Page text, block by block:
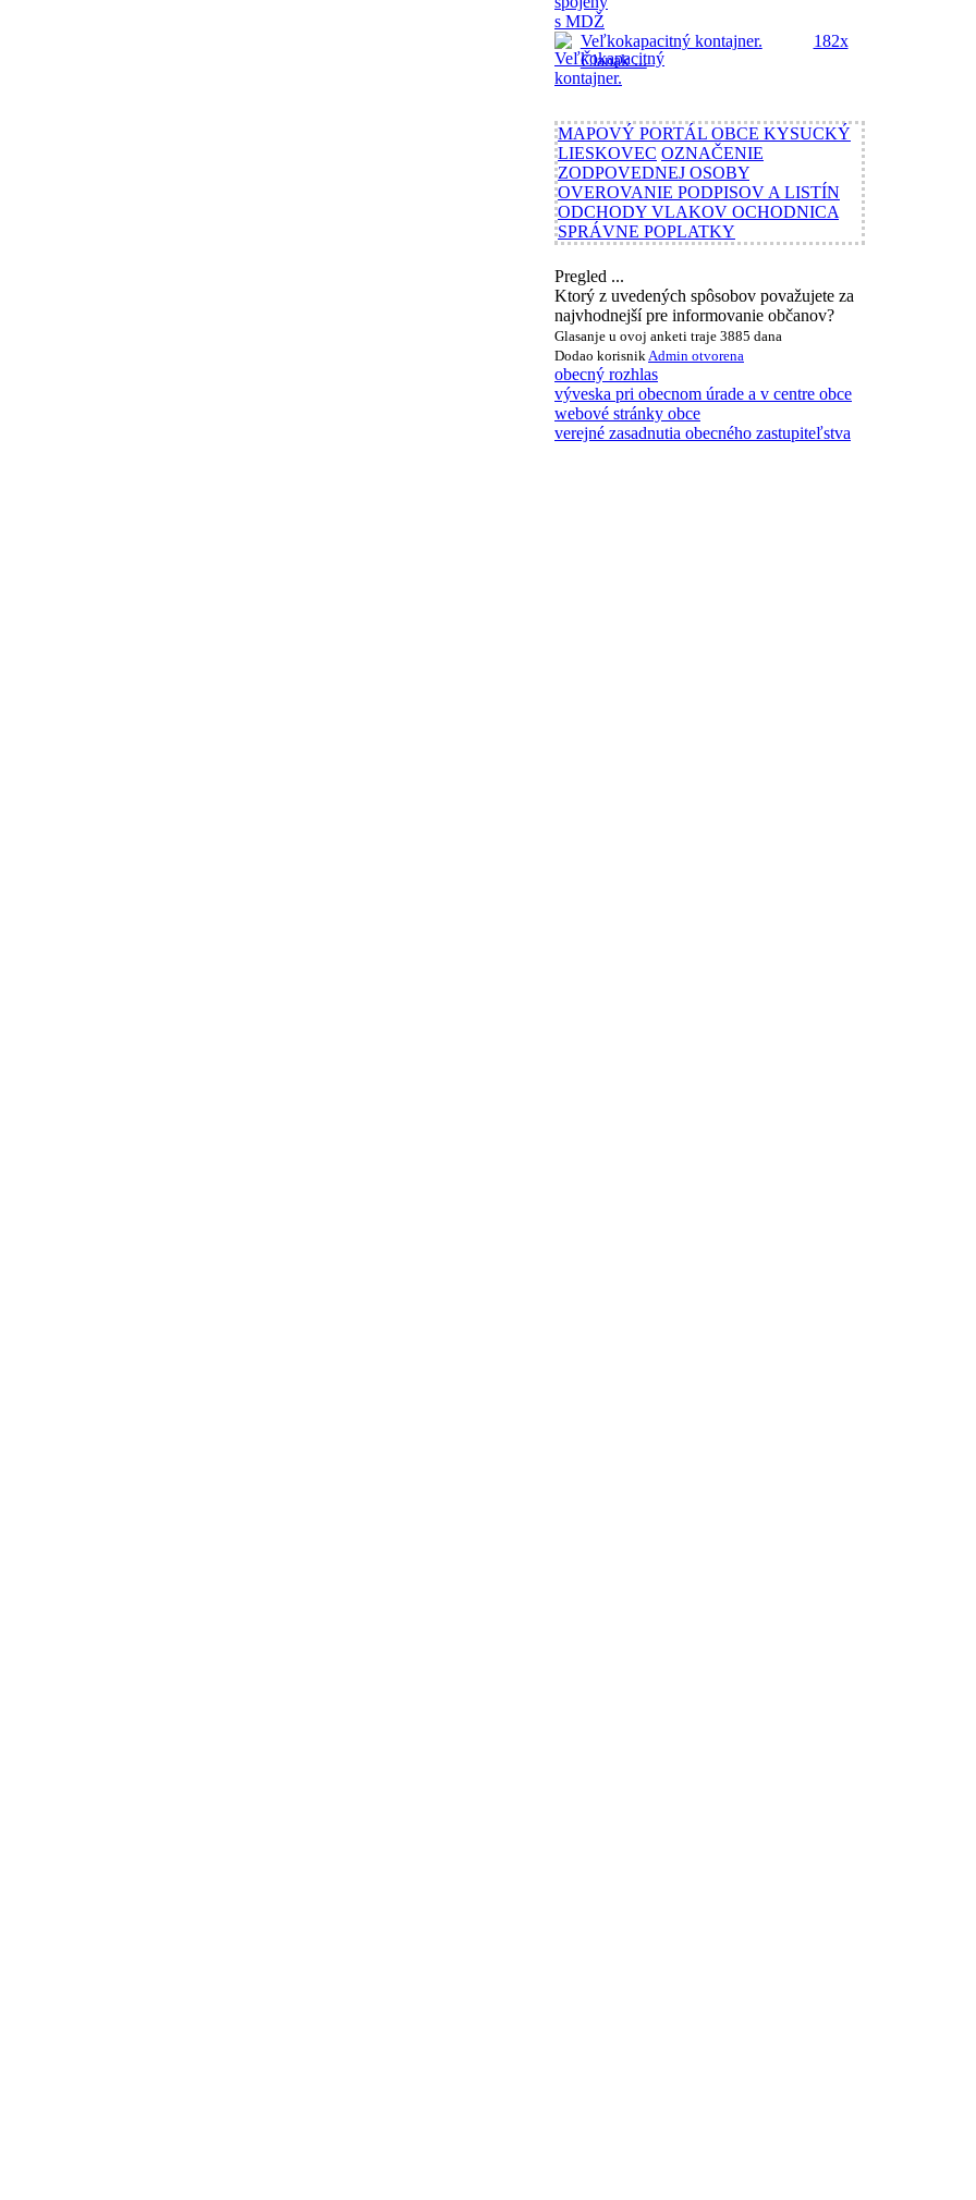
Veľkokapacitný kontajner.
Članak ...
182x
MAPOVÝ PORTÁL OBCE KYSUCKÝ
LIESKOVEC OZNAČENIE
ZODPOVEDNEJ OSOBY
OVEROVANIE PODPISOV A LISTÍN
ODCHODY VLAKOV OCHODNICA
SPRÁVNE POPLATKY
Pregled ...
Ktorý z uvedených spôsobov považujete za
najvhodnejší pre informovanie občanov?
Glasanje u ovoj anketi traje 3885 dana
Dodao korisnikAdmin otvorena
obecný rozhlas
výveska pri obecnom úrade a v centre obce
webové stránky obce
verejné zasadnutia obecného zastupiteľstva